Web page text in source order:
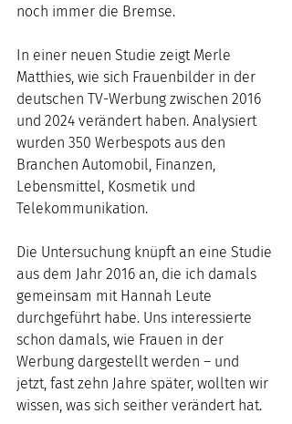
noch immer die Bremse.
In einer neuen Studie zeigt Merle
Matthies, wie sich Frauenbilder in der
deutschen TV-Werbung zwischen 2016
und 2024 verändert haben. Analysiert
wurden 350 Werbespots aus den
Branchen Automobil, Finanzen,
Lebensmittel, Kosmetik und
Telekommunikation.
Die Untersuchung knüpft an eine Studie
aus dem Jahr 2016 an, die ich damals
gemeinsam mit Hannah Leute
durchgeführt habe. Uns interessierte
schon damals, wie Frauen in der
Werbung dargestellt werden – und
jetzt, fast zehn Jahre später, wollten wir
wissen, was sich seither verändert hat.